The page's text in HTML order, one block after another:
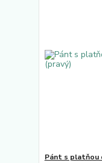
Pánt s platňou